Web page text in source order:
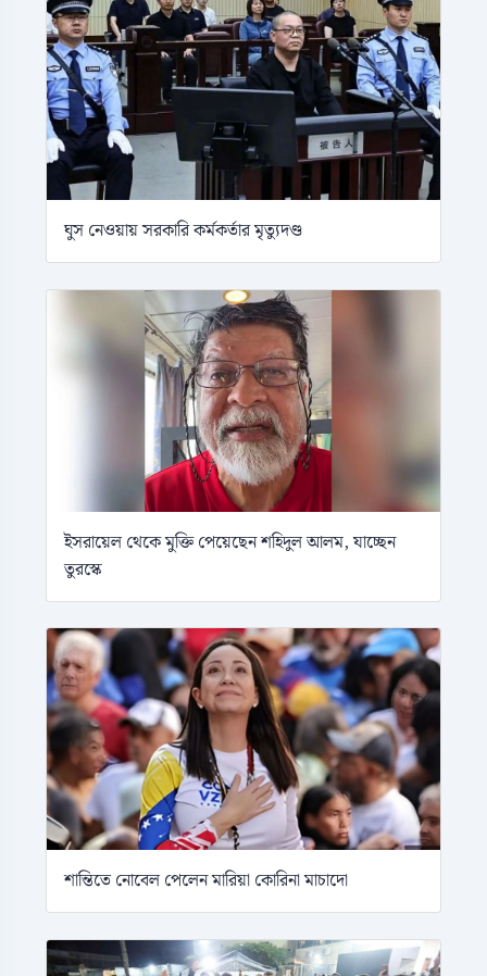
ঘুস নেওয়ায় সরকারি কর্মকর্তার মৃত্যুদণ্ড
ইসরায়েল থেকে মুক্তি পেয়েছেন শহিদুল আলম, যাচ্ছেন
তুরস্কে
শান্তিতে নোবেল পেলেন মারিয়া কোরিনা মাচাদো